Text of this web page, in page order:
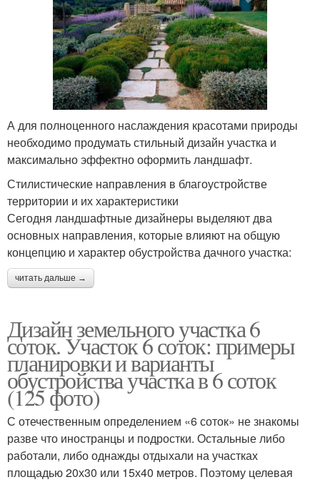
А для полноценного наслаждения красотами природы
необходимо продумать стильный дизайн участка и
максимально эффектно оформить ландшафт.
Стилистические направления в благоустройстве
территории и их характеристики
Сегодня ландшафтные дизайнеры выделяют два
основных направления, которые влияют на общую
концепцию и характер обустройства дачного участка:
читать дальше →
Дизайн земельного участка 6
соток. Участок 6 соток: примеры
планировки и варианты
обустройства участка в 6 соток
(125 фото)
С отечественным определением «6 соток» не знакомы
разве что иностранцы и подростки. Остальные либо
работали, либо однажды отдыхали на участках
площадью 20х30 или 15х40 метров. Поэтому целевая